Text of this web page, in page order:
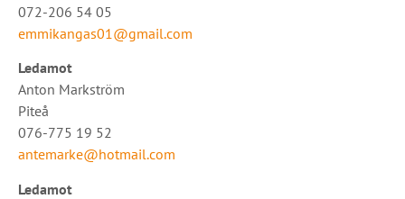
072-206 54 05
emmikangas01@gmail.com
Ledamot
Anton Markström
Piteå
076-775 19 52
antemarke@hotmail.com
Ledamot